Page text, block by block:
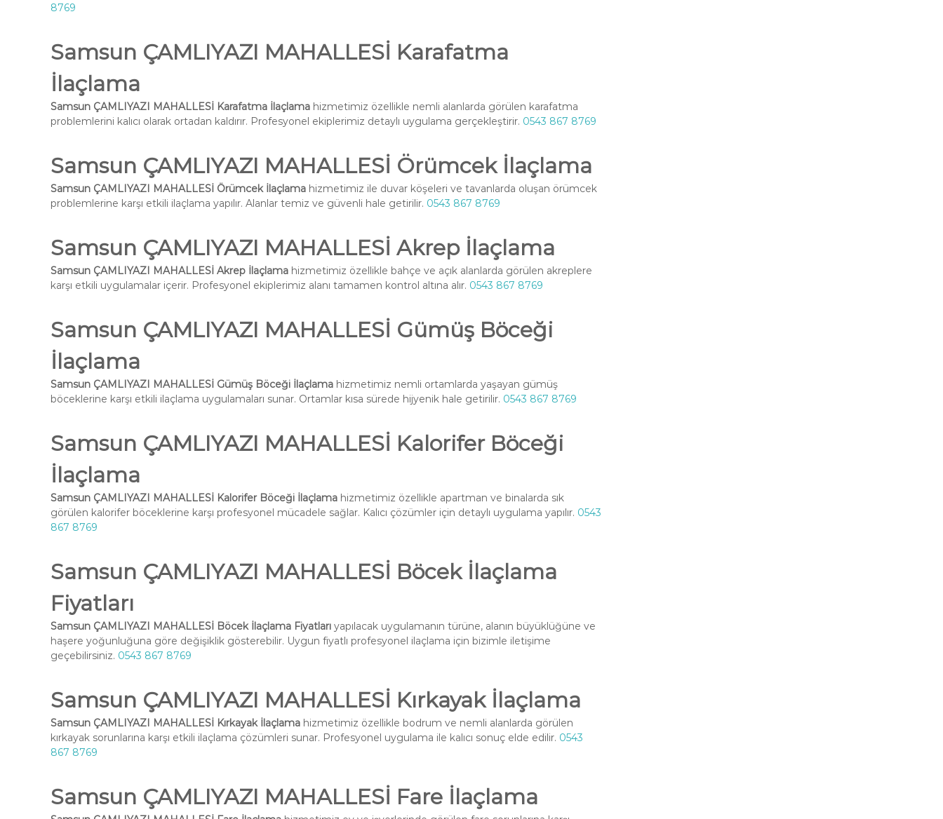
8769
Samsun ÇAMLIYAZI MAHALLESİ Karafatma
İlaçlama
Samsun ÇAMLIYAZI MAHALLESİ Karafatma İlaçlama hizmetimiz özellikle nemli alanlarda görülen karafatma
problemlerini kalıcı olarak ortadan kaldırır. Profesyonel ekiplerimiz detaylı uygulama gerçekleştirir. 0543 867 8769
Samsun ÇAMLIYAZI MAHALLESİ Örümcek İlaçlama
Samsun ÇAMLIYAZI MAHALLESİ Örümcek İlaçlama hizmetimiz ile duvar köşeleri ve tavanlarda oluşan örümcek
problemlerine karşı etkili ilaçlama yapılır. Alanlar temiz ve güvenli hale getirilir. 0543 867 8769
Samsun ÇAMLIYAZI MAHALLESİ Akrep İlaçlama
Samsun ÇAMLIYAZI MAHALLESİ Akrep İlaçlama hizmetimiz özellikle bahçe ve açık alanlarda görülen akreplere
karşı etkili uygulamalar içerir. Profesyonel ekiplerimiz alanı tamamen kontrol altına alır. 0543 867 8769
Samsun ÇAMLIYAZI MAHALLESİ Gümüş Böceği
İlaçlama
Samsun ÇAMLIYAZI MAHALLESİ Gümüş Böceği İlaçlama hizmetimiz nemli ortamlarda yaşayan gümüş
böceklerine karşı etkili ilaçlama uygulamaları sunar. Ortamlar kısa sürede hijyenik hale getirilir. 0543 867 8769
Samsun ÇAMLIYAZI MAHALLESİ Kalorifer Böceği
İlaçlama
Samsun ÇAMLIYAZI MAHALLESİ Kalorifer Böceği İlaçlama hizmetimiz özellikle apartman ve binalarda sık
görülen kalorifer böceklerine karşı profesyonel mücadele sağlar. Kalıcı çözümler için detaylı uygulama yapılır. 0543
867 8769
Samsun ÇAMLIYAZI MAHALLESİ Böcek İlaçlama
Fiyatları
Samsun ÇAMLIYAZI MAHALLESİ Böcek İlaçlama Fiyatları yapılacak uygulamanın türüne, alanın büyüklüğüne ve
haşere yoğunluğuna göre değişiklik gösterebilir. Uygun fiyatlı profesyonel ilaçlama için bizimle iletişime
geçebilirsiniz. 0543 867 8769
Samsun ÇAMLIYAZI MAHALLESİ Kırkayak İlaçlama
Samsun ÇAMLIYAZI MAHALLESİ Kırkayak İlaçlama hizmetimiz özellikle bodrum ve nemli alanlarda görülen
kırkayak sorunlarına karşı etkili ilaçlama çözümleri sunar. Profesyonel uygulama ile kalıcı sonuç elde edilir. 0543
867 8769
Samsun ÇAMLIYAZI MAHALLESİ Fare İlaçlama